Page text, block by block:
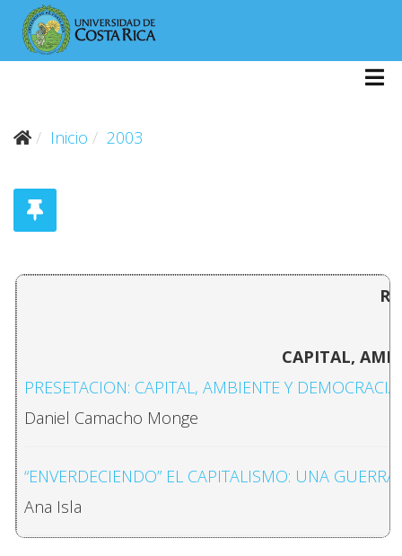
Inicio 2003
CAPITAL,
PRESETACION: CAPITAL, AMBIENTE Y DEMOCRACIA
Daniel Camacho Monge
“ENVERDECIENDO” EL CAPITALISMO: UNA
Ana Isla